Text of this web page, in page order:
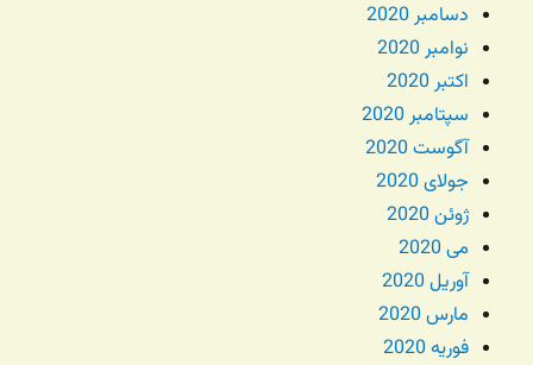
دسامبر 2020
نوامبر 2020
اکتبر 2020
سپتامبر 2020
آگوست 2020
جولای 2020
ژوئن 2020
می 2020
آوریل 2020
مارس 2020
فوریه 2020